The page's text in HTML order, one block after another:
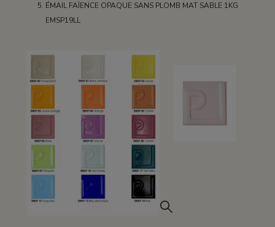
ÉMAIL FAÏENCE OPAQUE SANS PLOMB MAT SABLE 1KG
EMSP19LL